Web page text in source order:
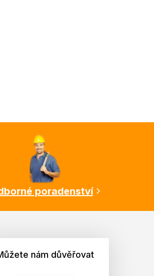
poradenství
nám důvěřovat